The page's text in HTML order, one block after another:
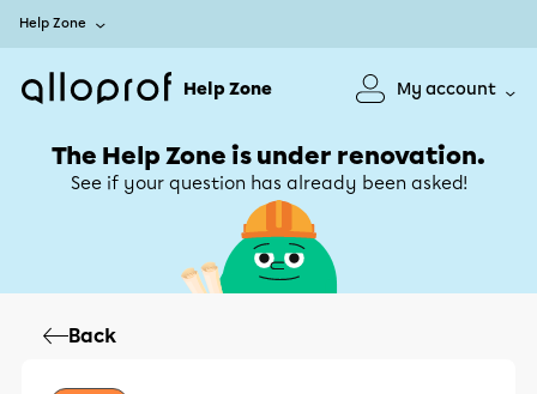
Help Zone
Help Zone My account
The Help Zone is under renovation.
See if your question has already been asked!
Back